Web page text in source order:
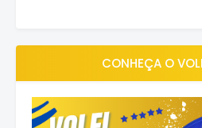
CONHEÇA O